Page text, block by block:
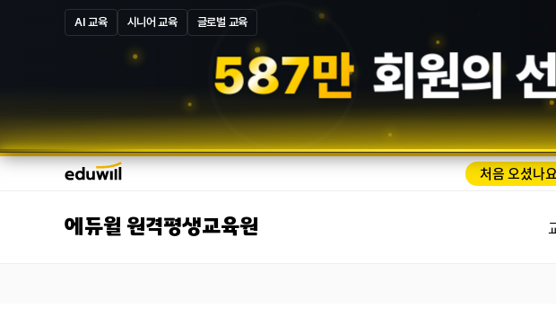
AI 교육 시니어 교육 글로벌 교육
587만 회원의
처음 오셨나
에듀윌 원격평생교육원